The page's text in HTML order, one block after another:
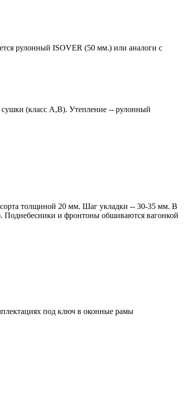
рулонный ISOVER (50 мм.) или аналоги с
сушки (класс А,В). Утепление -- рулонный
толщиной 20 мм. Шаг укладки -- 30-35 мм. В
Поднебесники и фронтоны обшиваются вагонкой
под ключ в оконные рамы